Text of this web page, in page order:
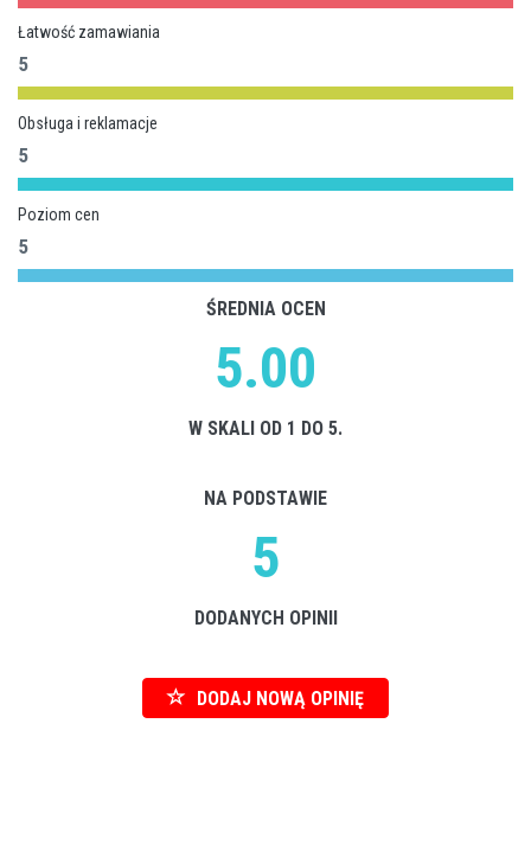
Łatwość zamawiania
5
Obsługa i reklamacje
5
Poziom cen
5
ŚREDNIA OCEN
5.00
W SKALI OD 1 DO 5.
NA PODSTAWIE
5
DODANYCH OPINII
DODAJ NOWĄ OPINIĘ